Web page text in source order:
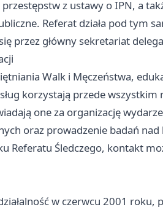
z ustawy o IPN, a
Referat działa pod tym
przez główny sekretariat
Walk i Męczeństwa,
korzystają przede wszystkim
one za organizację
oraz prowadzenie badań
Referatu Śledczego, kontakt
w czerwcu 2001 roku,